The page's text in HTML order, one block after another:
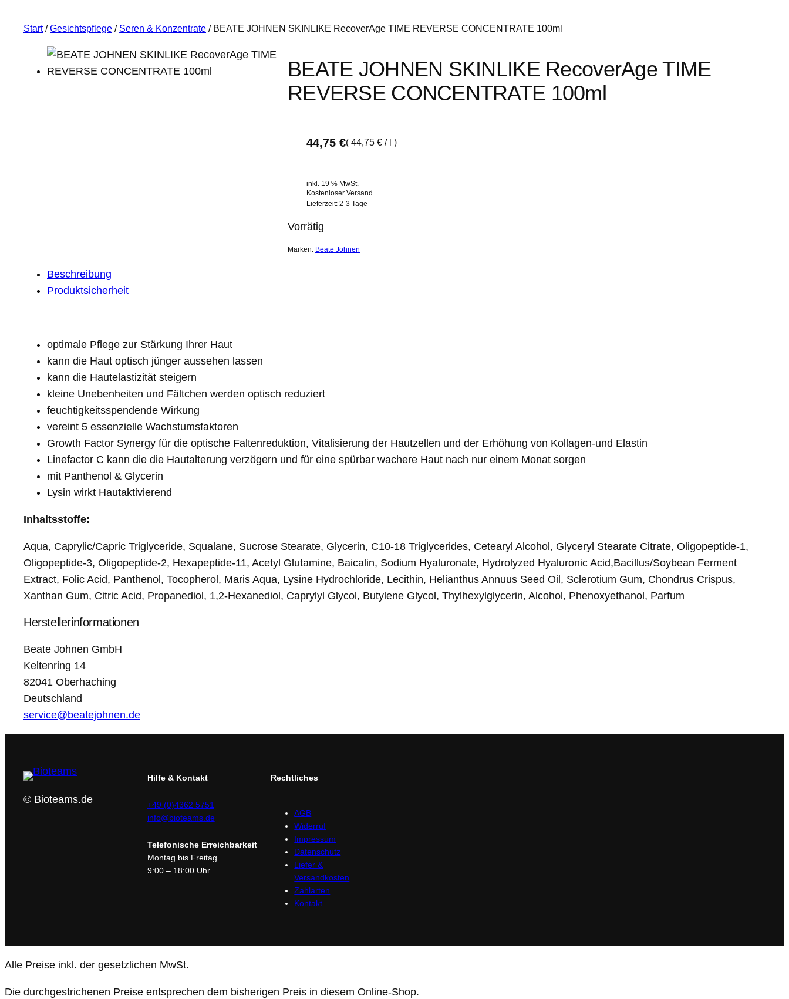
Start/Gesichtspflege / Seren & Konzentrate / BEATE JOHNEN SKINLIKE RecoverAge TIME REVERSE CONCENTRATE 100ml
BEATE JOHNEN SKINLIKE RecoverAge TIME
REVERSE CONCENTRATE 100ml
44,75 €( 44,75 € / )
inkl. 19 % MwSt.
Kostenloser Versand
Lieferzeit: 2-3 Tage
Vorrätig
Marken: Beate Johnen
Beschreibung
Produktsicherheit
optimale Pflege zur Stärkung Ihrer Haut
kann die Haut optisch jünger aussehen lassen
kann die Hautelastizität steigern
kleine Unebenheiten und Fältchen werden optisch reduziert
feuchtigkeitsspendende Wirkung
vereint 5 essenzielle Wachstumsfaktoren
Growth Factor Synergy für die optische Faltenreduktion, Vitalisierung der Hautzellen und der Erhöhung von Kollagen-und Elastin
Linefactor C kann die die Hautalterung verzögern und für eine spürbar wachere Haut nach nur einem Monat sorgen
mit Panthenol & Glycerin
Lysin wirkt Hautaktivierend
Inhaltsstoffe:
Aqua, Caprylic/Capric Triglyceride, Squalane, Sucrose Stearate, Glycerin, C10-18 Triglycerides, Cetearyl Alcohol, Glyceryl Stearate Citrate, Oligopeptide-1,
Oligopeptide-3, Oligopeptide-2, Hexapeptide-11, Acetyl Glutamine, Baicalin, Sodium Hyaluronate, Hydrolyzed Hyaluronic Acid,Bacillus/Soybean Ferment
Extract, Folic Acid, Panthenol, Tocopherol, Maris Aqua, Lysine Hydrochloride, Lecithin, Helianthus Annuus Seed Oil, Sclerotium Gum, Chondrus Crispus,
Xanthan Gum, Citric Acid, Propanediol, 1,2-Hexanediol, Caprylyl Glycol, Butylene Glycol, Thylhexylglycerin, Alcohol, Phenoxyethanol, Parfum
Herstellerinformationen
Beate Johnen GmbH
Keltenring 14
82041 Oberhaching
Deutschland
service@beatejohnen.de
© Bioteams.de
Hilfe & Kontakt
+49 (0)4362 5751
info@bioteams.de
Telefonische Erreichbarkeit
Montag bis Freitag
9:00 – 18:00 Uhr
Rechtliches
AGB
Widerruf
Impressum
Datenschutz
Liefer &
Versandkosten
Zahlarten
Kontakt
Alle Preise inkl. der gesetzlichen MwSt.
Die durchgestrichenen Preise entsprechen dem bisherigen Preis in diesem Online-Shop.